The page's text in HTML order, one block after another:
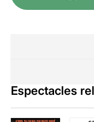
Espectacles